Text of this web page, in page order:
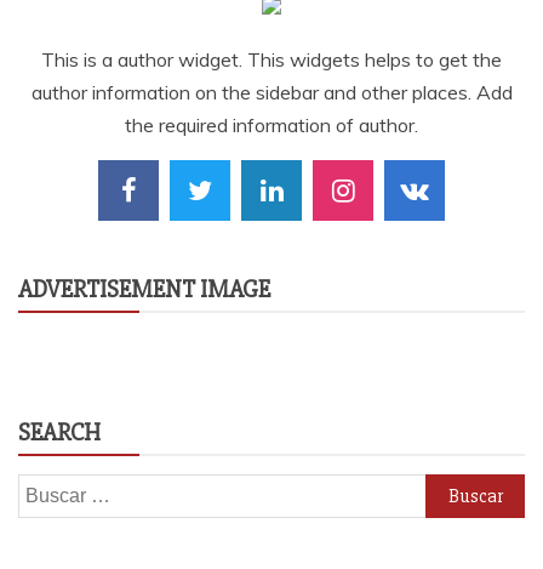
This is a author widget. This widgets helps to get the
author information on the sidebar and other places. Add
the required information of author.
ADVERTISEMENT IMAGE
SEARCH
Buscar: